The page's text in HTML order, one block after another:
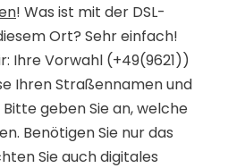
! Was ist mit der DSL-
Ort? Sehr einfach!
Ihre Vorwahl (+49(9621))
Ihren Straßennamen und
geben Sie an, welche
Benötigen Sie nur das
Sie auch digitales